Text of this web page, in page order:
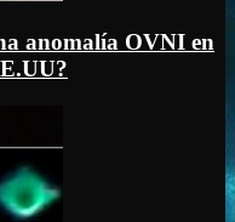
anomalía OVNI en